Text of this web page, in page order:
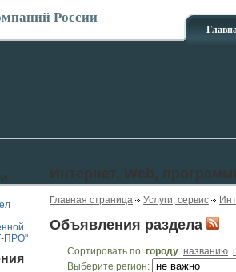
России
ПРО"
Главная страница Услуги, сервис
Объявления раздела
Сортировать по: городу названию
Выберите регион: